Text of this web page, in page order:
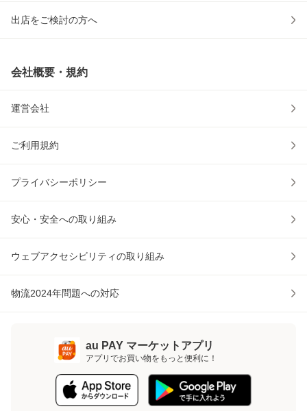
出店をご検討の方へ
会社概要・規約
運営会社
ご利用規約
プライバシーポリシー
安心・安全への取り組み
ウェブアクセシビリティの取り組み
物流2024年問題への対応
au PAY マーケットアプリ
アプリでお買い物をもっと便利に！